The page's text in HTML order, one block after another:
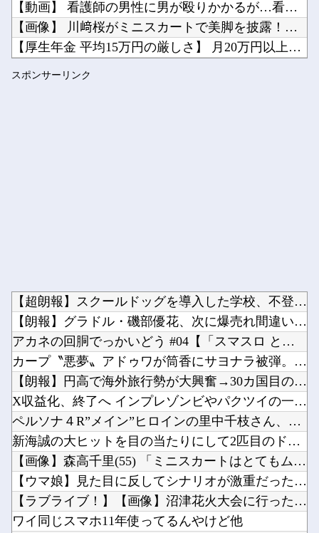
【動画】 看護師の男性に男が殴りかかるが…看護師が柔術使いだ...
【画像】 川﨑桜がミニスカートで美脚を披露！【さくたん】【乃...
【厚生年金 平均15万円の厳しさ】 月20万円以上はわずか1...
スポンサーリンク
【超朗報】スクールドッグを導入した学校、不登校が激減→JK「...
【朗報】グラドル・磯部優花、次に爆売れ間違いなしのイベントが...
アカネの回胴でっかいどう #04【「スマスロ とある魔術の禁...
カープ〝悪夢〟アドゥワが筒香にサヨナラ被弾。坂倉11号！斉藤...
【朗報】円高で海外旅行勢が大興奮→30カ国目の猛者に一同尊敬...
X収益化、終了へ インプレゾンビやパクツイの一掃なるか！？他
ペルソナ４R”メイン”ヒロインの里中千枝さん、来ている服と声...
新海誠の大ヒットを目の当たりにして2匹目のドジョウを狙ったけ...
【画像】森高千里(55) 「ミニスカートはとてもムリよ若い子...
【ウマ娘】見た目に反してシナリオが激重だったウマ娘、貼る。他
【ラブライブ！】【画像】沼津花火大会に行った藤野こころさん【...
ワイ同じスマホ11年使ってるんやけど他